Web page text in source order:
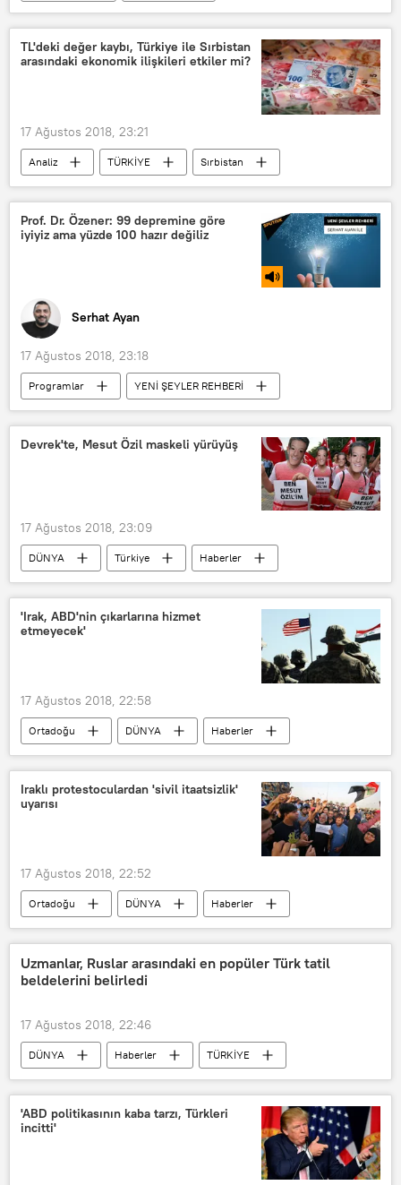
DÜNYA
Türkiye
POLİTİKA
Haberler
TÜRKİYE
Türk Lirası
TL'deki değer kaybı, Türkiye ile Sırbistan
arasındaki ekonomik ilişkileri etkiler mi?
17 Ağustos 2018, 23:21
Analiz TÜRKİYE
Sırbistan
ABD
Bojan Stanic
Dolar
Ticaret
Prof. Dr. Özener: 99 depremine göre
iyiyiz ama yüzde 100 hazır değiliz
Serhat Ayan
17 Ağustos 2018, 23:18
Programlar
YENİ ŞEYLER REHBERİ
RADYO
İstanbul
Haluk Özener
Devrek'te, Mesut Özil maskeli yürüyüş
17 Ağustos 2018, 23:09
DÜNYA Türkiye
Haberler
TÜRKİYE
Devrek
Mesut Özil
Mustafa Semerci
'Irak, ABD'nin çıkarlarına hizmet
etmeyecek'
17 Ağustos 2018, 22:58
Ortadoğu DÜNYA
Haberler
ABD
Irak
İran
Haydar el-İbadi
Iraklı protestoculardan 'sivil itaatsizlik'
uyarısı
17 Ağustos 2018, 22:52
Ortadoğu DÜNYA
Haberler
Irak
Basra
Protesto
sivil itaatsizlik
Uzmanlar, Ruslar arasındaki en popüler Türk tatil
beldelerini belirledi
17 Ağustos 2018, 22:46
DÜNYA Haberler
TÜRKİYE
Rusya
Level.Travel
'ABD politikasının kaba tarzı, Türkleri
incitti'